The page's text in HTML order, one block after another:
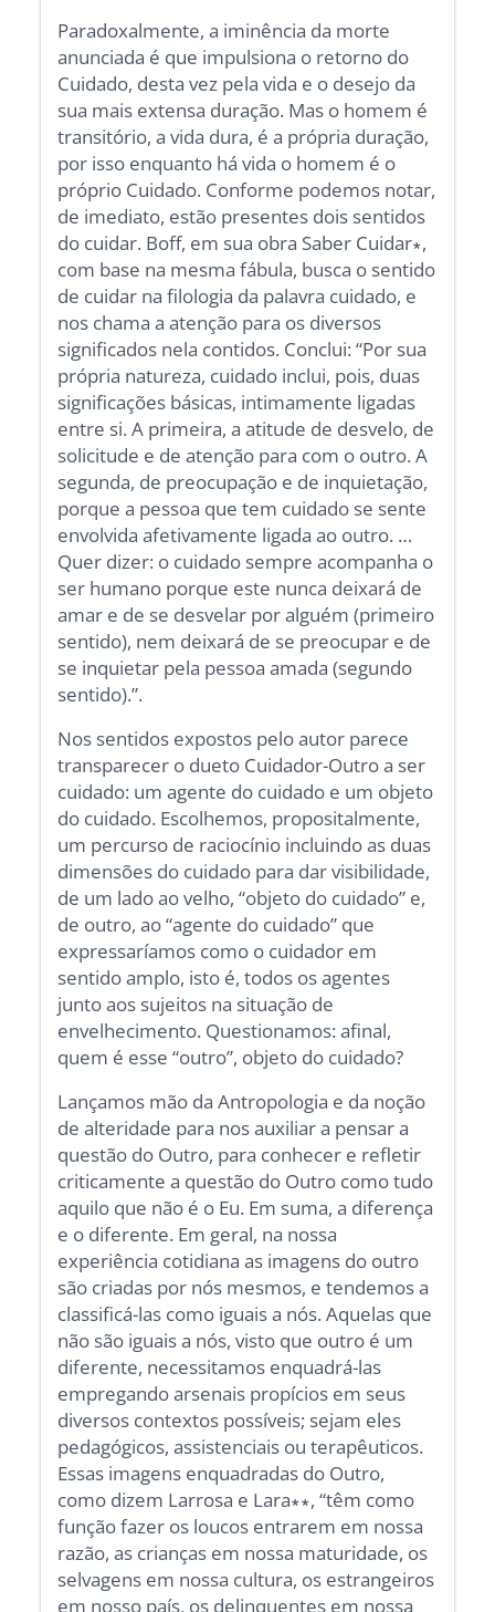
Paradoxalmente, a iminência da morte
anunciada é que impulsiona o retorno do
Cuidado, desta vez pela vida e o desejo da
sua mais extensa duração. Mas o homem é
transitório, a vida dura, é a própria duração,
por isso enquanto há vida o homem é o
próprio Cuidado. Conforme podemos notar,
de imediato, estão presentes dois sentidos
do cuidar. Boff, em sua obra Saber Cuidar∗,
com base na mesma fábula, busca o sentido
de cuidar na filologia da palavra cuidado, e
nos chama a atenção para os diversos
significados nela contidos. Conclui: “Por sua
própria natureza, cuidado inclui, pois, duas
significações básicas, intimamente ligadas
entre si. A primeira, a atitude de desvelo, de
solicitude e de atenção para com o outro. A
segunda, de preocupação e de inquietação,
porque a pessoa que tem cuidado se sente
envolvida afetivamente ligada ao outro. …
Quer dizer: o cuidado sempre acompanha o
ser humano porque este nunca deixará de
amar e de se desvelar por alguém (primeiro
sentido), nem deixará de se preocupar e de
se inquietar pela pessoa amada (segundo
sentido).”.
Nos sentidos expostos pelo autor parece
transparecer o dueto Cuidador-Outro a ser
cuidado: um agente do cuidado e um objeto
do cuidado. Escolhemos, propositalmente,
um percurso de raciocínio incluindo as duas
dimensões do cuidado para dar visibilidade,
de um lado ao velho, “objeto do cuidado” e,
de outro, ao “agente do cuidado” que
expressaríamos como o cuidador em
sentido amplo, isto é, todos os agentes
junto aos sujeitos na situação de
envelhecimento. Questionamos: afinal,
quem é esse “outro”, objeto do cuidado?
Lançamos mão da Antropologia e da noção
de alteridade para nos auxiliar a pensar a
questão do Outro, para conhecer e refletir
criticamente a questão do Outro como tudo
aquilo que não é o Eu. Em suma, a diferença
e o diferente. Em geral, na nossa
experiência cotidiana as imagens do outro
são criadas por nós mesmos, e tendemos a
classificá-las como iguais a nós. Aquelas que
não são iguais a nós, visto que outro é um
diferente, necessitamos enquadrá-las
empregando arsenais propícios em seus
diversos contextos possíveis; sejam eles
pedagógicos, assistenciais ou terapêuticos.
Essas imagens enquadradas do Outro,
como dizem Larrosa e Lara∗∗, “têm como
função fazer os loucos entrarem em nossa
razão, as crianças em nossa maturidade, os
selvagens em nossa cultura, os estrangeiros
em nosso país, os delinquentes em nossa